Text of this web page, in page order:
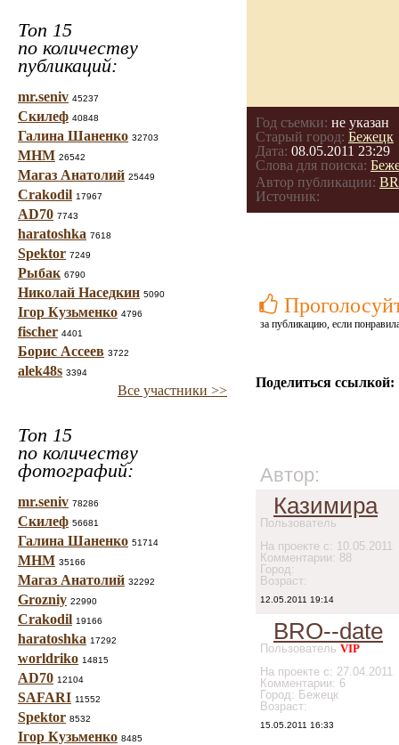
Топ 15
по количеству
публикаций:
mr.seniv 45237
Скилеф 40848
Галина Шаненко 32703
МНМ 26542
Магаз Анатолий 25449
Crakodil 17967
AD70 7743
haratoshka 7618
Spektor 7249
Рыбак 6790
Николай Наседкин 5090
Ігор Кузьменко 4796
fischer 4401
Борис Ассеев 3722
alek48s 3394
Все участники >>
Топ 15
по количеству
фотографий:
mr.seniv 78286
Скилеф 56681
Галина Шаненко 51714
МНМ 35166
Магаз Анатолий 32292
Grozniy 22990
Crakodil 19166
haratoshka 17292
worldriko 14815
AD70 12104
SAFARI 11552
Spektor 8532
Ігор Кузьменко 8485
Год съемки: не указан
Старый город: Бежецк
Дата: 08.05.2011 23:29
Слова для поиска:
Автор публикации:
Источник:
за публикацию, если
Поделиться ссылкой:
Автор:
Казимира
Пользователь
На проекте с: 10.05.2011
Комментарии: 88
Город:
Возраст:
12.05.2011 19:14
BRO--date
Пользователь VIP
На проекте с: 27.04.2011
Комментарии: 6
Город: Бежецк
Возраст:
15.05.2011 16:33